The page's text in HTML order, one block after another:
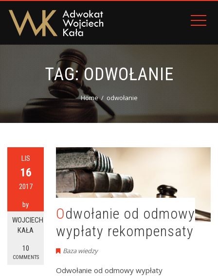
TAG:ODWOŁANIE
Home odwołanie
LIS
16
2017
by
WOJCIECH
KAŁA
10
COMMENTS
Odwołanie od odmowy
wypłaty rekompensaty
Baza wiedzy
Odwołanie od odmowy wypłaty